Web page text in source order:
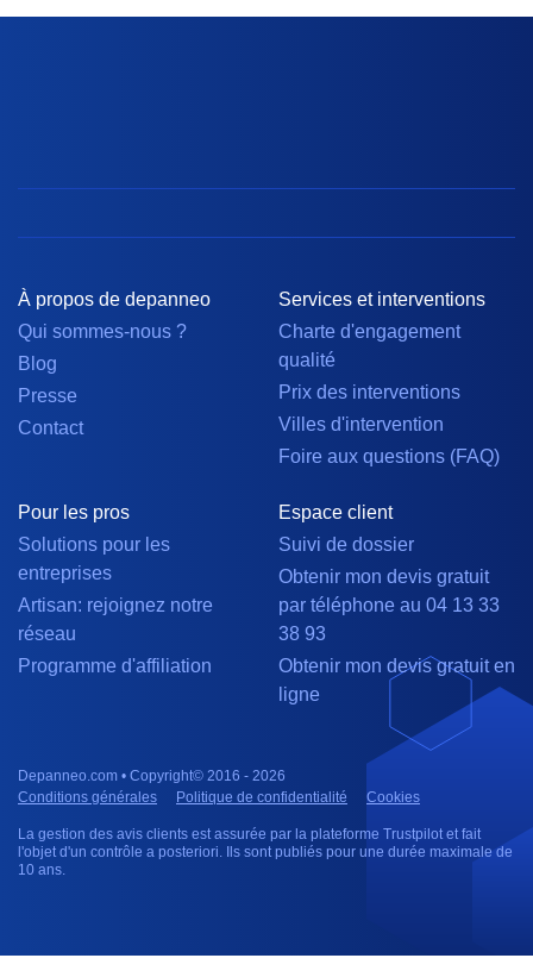
À propos de depanneo
Qui sommes-nous ?
Blog
Presse
Contact
Services et interventions
Charte d'engagement
qualité
Prix des interventions
Villes d'intervention
Foire aux questions (FAQ)
Pour les pros
Solutions pour les
entreprises
Artisan: rejoignez notre
réseau
Programme d'affiliation
Espace client
Suivi de dossier
Obtenir mon devis gratuit
par téléphone au 04 13 33
38 93
Obtenir mon devis gratuit en
ligne
Depanneo.com • Copyright© 2016 - 2026
Conditions générales
Politique de confidentialité Cookies
La gestion des avis clients est assurée par la plateforme Trustpilot et fait
l'objet d'un contrôle a posteriori. Ils sont publiés pour une durée maximale de
10 ans.